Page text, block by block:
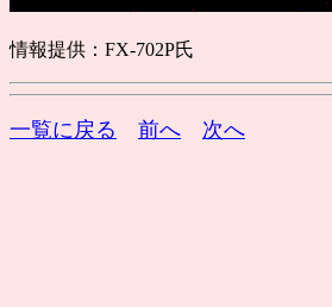
情報提供：FX-702P氏
一覧に戻る 前へ 次へ